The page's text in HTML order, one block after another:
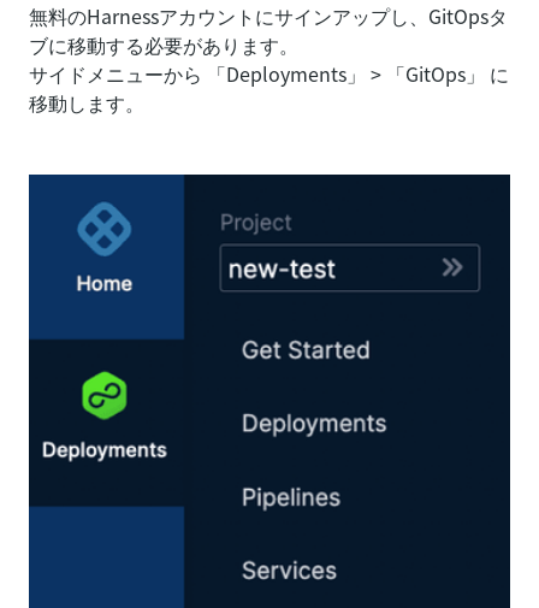
無料のHarnessアカウントにサインアップし、GitOpsタ
ブに移動する必要があります。
サイドメニューから 「Deployments」 > 「GitOps」 に
移動します。